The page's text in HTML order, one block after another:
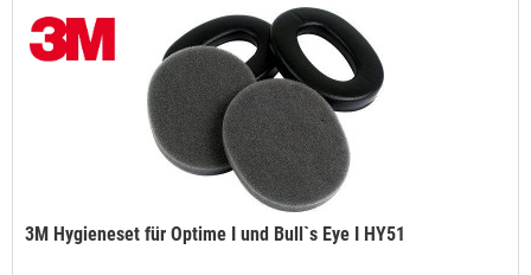
3M Hygieneset für Optime I und Bull`s Eye I HY51